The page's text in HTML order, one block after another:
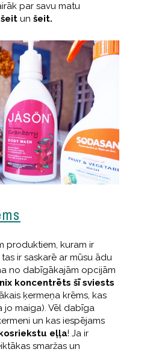
par savu matu
šeit un šeit.
produktiem, kuram ir
ir saskarē ar mūsu ādu
no dabīgākajām opcijām
koncentrēts šī sviests
ķermeņa krēms, kas
jo maiga). Vēl dabīga
un kas iespējams
eļļa! Ja ir
smaržas un